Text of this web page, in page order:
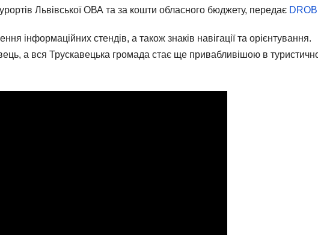
Львівської ОВА та за кошти обласного бюджету, передає
інформаційних стендів, а також знаків навігації та орієнтування.
а вся Трускавецька громада стає ще привабливішою в